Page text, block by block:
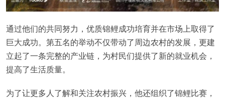
通过他们的共同努力，优质锦鲤成功培育并在市场上取得了
巨大成功。第五名的举动不仅带动了周边农村的发展，更建
立起了一条完整的产业链，为村民们提供了新的就业机会，
提高了生活质量。
为了让更多人了解和关注农村振兴，他还组织了锦鲤比赛，